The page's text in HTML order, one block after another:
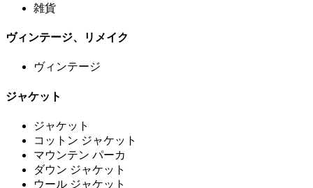
雑貨
ヴィンテージ、リメイク
ヴィンテージ
ジャケット
ジャケット
コットン ジャケット
マウンテン パーカ
ダウン ジャケット
ウール ジャケット